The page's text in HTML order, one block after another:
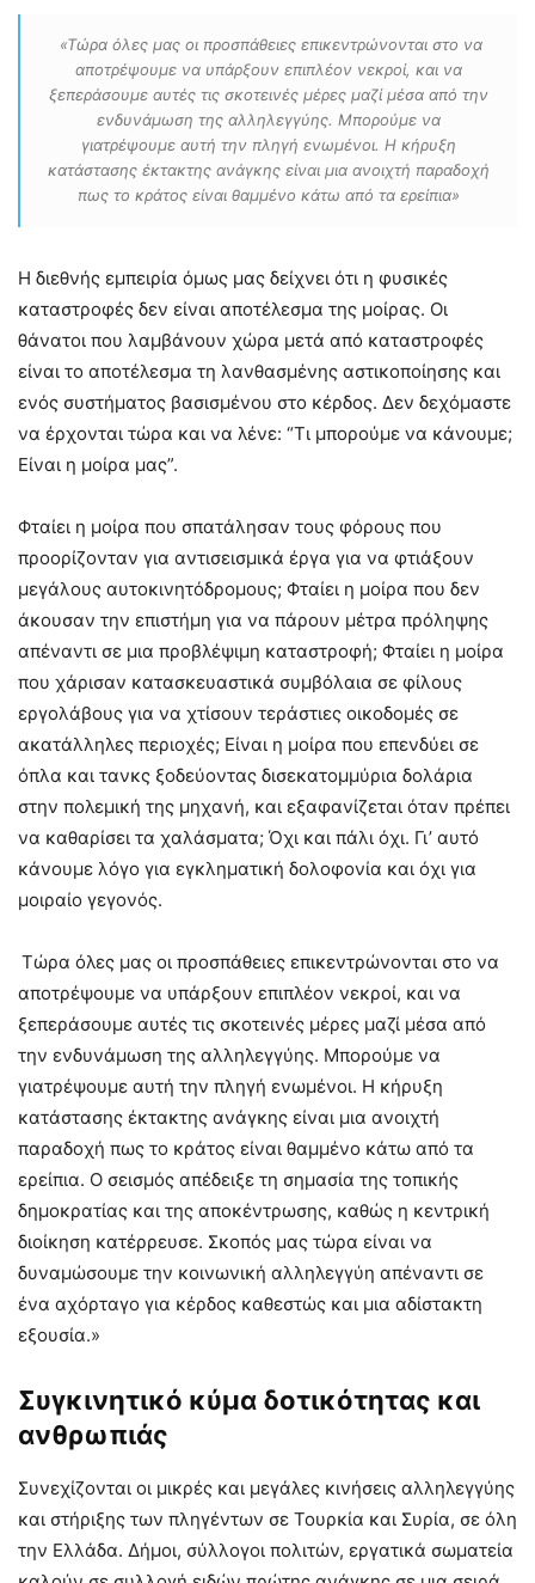
«Τώρα όλες μας οι προσπάθειες επικεντρώνονται στο να
αποτρέψουμε να υπάρξουν επιπλέον νεκροί, και να
ξεπεράσουμε αυτές τις σκοτεινές μέρες μαζί μέσα από την
ενδυνάμωση της αλληλεγγύης. Μπορούμε να
γιατρέψουμε αυτή την πληγή ενωμένοι. Η κήρυξη
κατάστασης έκτακτης ανάγκης είναι μια ανοιχτή παραδοχή
πως το κράτος είναι θαμμένο κάτω από τα ερείπια»
Η διεθνής εμπειρία όμως μας δείχνει ότι η φυσικές
καταστροφές δεν είναι αποτέλεσμα της μοίρας. Οι
θάνατοι που λαμβάνουν χώρα μετά από καταστροφές
είναι το αποτέλεσμα τη λανθασμένης αστικοποίησης και
ενός συστήματος βασισμένου στο κέρδος. Δεν δεχόμαστε
να έρχονται τώρα και να λένε: “Τι μπορούμε να κάνουμε;
Είναι η μοίρα μας”.
Φταίει η μοίρα που σπατάλησαν τους φόρους που
προορίζονταν για αντισεισμικά έργα για να φτιάξουν
μεγάλους αυτοκινητόδρομους; Φταίει η μοίρα που δεν
άκουσαν την επιστήμη για να πάρουν μέτρα πρόληψης
απέναντι σε μια προβλέψιμη καταστροφή; Φταίει η μοίρα
που χάρισαν κατασκευαστικά συμβόλαια σε φίλους
εργολάβους για να χτίσουν τεράστιες οικοδομές σε
ακατάλληλες περιοχές; Είναι η μοίρα που επενδύει σε
όπλα και τανκς ξοδεύοντας δισεκατομμύρια δολάρια
στην πολεμική της μηχανή, και εξαφανίζεται όταν πρέπει
να καθαρίσει τα χαλάσματα; Όχι και πάλι όχι. Γι’ αυτό
κάνουμε λόγο για εγκληματική δολοφονία και όχι για
μοιραίο γεγονός.
Τώρα όλες μας οι προσπάθειες επικεντρώνονται στο να
αποτρέψουμε να υπάρξουν επιπλέον νεκροί, και να
ξεπεράσουμε αυτές τις σκοτεινές μέρες μαζί μέσα από
την ενδυνάμωση της αλληλεγγύης. Μπορούμε να
γιατρέψουμε αυτή την πληγή ενωμένοι. Η κήρυξη
κατάστασης έκτακτης ανάγκης είναι μια ανοιχτή
παραδοχή πως το κράτος είναι θαμμένο κάτω από τα
ερείπια. Ο σεισμός απέδειξε τη σημασία της τοπικής
δημοκρατίας και της αποκέντρωσης, καθώς η κεντρική
διοίκηση κατέρρευσε. Σκοπός μας τώρα είναι να
δυναμώσουμε την κοινωνική αλληλεγγύη απέναντι σε
ένα αχόρταγο για κέρδος καθεστώς και μια αδίστακτη
εξουσία.»
Συγκινητικό κύμα δοτικότητας και
ανθρωπιάς
Συνεχίζονται οι μικρές και μεγάλες κινήσεις αλληλεγγύης
και στήριξης των πληγέντων σε Τουρκία και Συρία, σε όλη
την Ελλάδα. Δήμοι, σύλλογοι πολιτών, εργατικά σωματεία